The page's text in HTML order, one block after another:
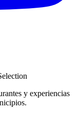
y experiencias